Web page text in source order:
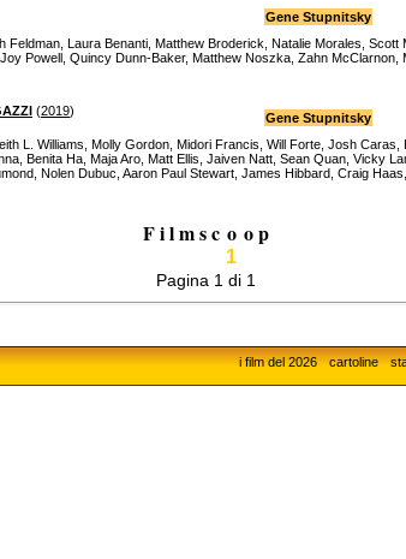
Gene Stupnitsky
Feldman, Laura Benanti, Matthew Broderick, Natalie Morales,
Powell, Quincy Dunn-Baker, Matthew Noszka, Zahn McClarnon,
(2019)
Gene Stupnitsky
L. Williams, Molly Gordon, Midori Francis, Will Forte, Josh
Benita Ha, Maja Aro, Matt Ellis, Jaiven Natt, Sean Quan, Vicky
Nolen Dubuc, Aaron Paul Stewart, James Hibbard, Craig
F i l m s c o
1
o p
Pagina 1 di 1
cartoline
i film del 2026